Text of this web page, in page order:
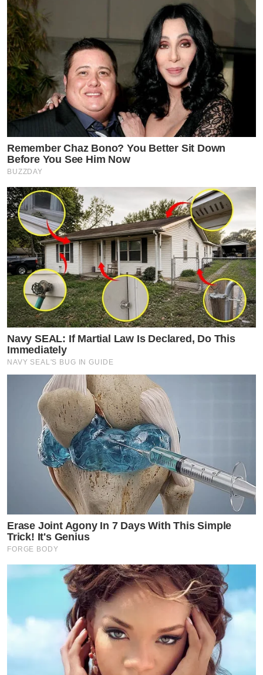
Remember Chaz Bono? You Better Sit Down
Before You See Him Now
BUZZDAY
Navy SEAL: If Martial Law Is Declared, Do This
Immediately
NAVY SEAL'S BUG IN GUIDE
Erase Joint Agony In 7 Days With This Simple
Trick! It's Genius
FORGE BODY